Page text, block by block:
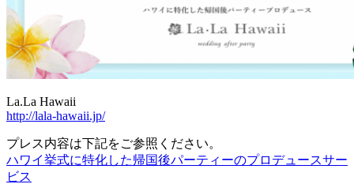
La.La Hawaii
http://lala-hawaii.jp/
プレス内容は下記をご参照ください。
ハワイ挙式に特化した帰国後パーティーのプロデュースサー
ビス